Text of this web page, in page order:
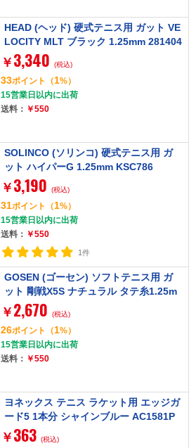
HEAD (ヘッド) 硬式テニス用 ガット VE
LOCITY MLT ブラック 1.25mm 281404
BK
￥ 3,340 (税込)
33ポイント （1%）
15営業日以内に出荷
送料： ￥550
SOLINCO (ソリンコ) 硬式テニス用 ガ
ット ハイパーG 1.25mm KSC786
￥ 3,190 (税込)
31ポイント （1%）
15営業日以内に出荷
送料： ￥550
1件
GOSEN (ゴーセン) ソフトテニス用 ガ
ット 剛戦X5S ナチュラル タテ糸1.25m
mヨコ糸1.32mm SS505NA
￥ 2,670 (税込)
26ポイント （1%）
15営業日以内に出荷
送料： ￥550
ヨネックス テニス ラケット用 エッジガ
ード5 1本分 シャインブルー AC1581P
493
￥ 363 (税込)